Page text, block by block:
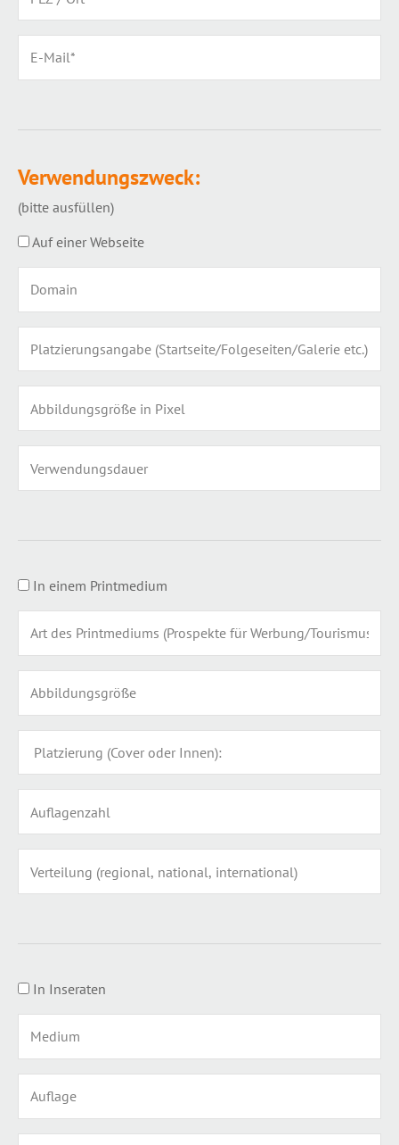
Verwendungszweck:
(bitte ausfüllen)
Auf einer Webseite
In einem Printmedium
In Inseraten